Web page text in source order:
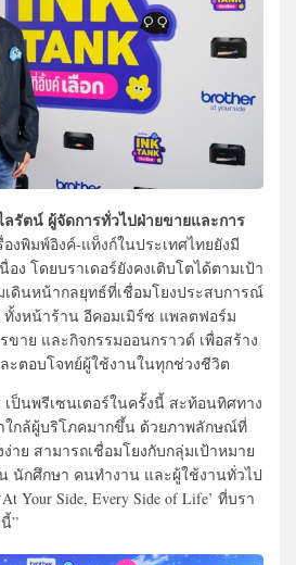
รัตน์ ผู้จัดการทั่วไปฝ่ายขายและการ
งพิมพ์อิงค์-แท็งก์ในประเทศไทยยังมี
อง โดยบราเดอร์ยังคงเติบโตได้ตามเป้า
ดินหน้ากลยุทธ์ที่เชื่อมโยงประสบการณ์
งหน้าร้าน อีคอมเมิร์ซ แพลตฟอร์ม
ขาย และกิจกรรมออนกราวด์ เพื่อสร้าง
ะตอบโจทย์ผู้ใช้งานในทุกช่วงชีวิต
เป็นพรีเซนเตอร์ในครั้งนี้ สะท้อนทิศทาง
ใกล้ผู้บริโภคมากขึ้น ด้วยภาพลักษณ์ที่
าย สามารถเชื่อมโยงกับกลุ่มเป้าหมาย
นักศึกษา คนทำงาน และผู้ใช้งานทั่วไป
Your Side, Every Side of Life’ ที่บรา
”